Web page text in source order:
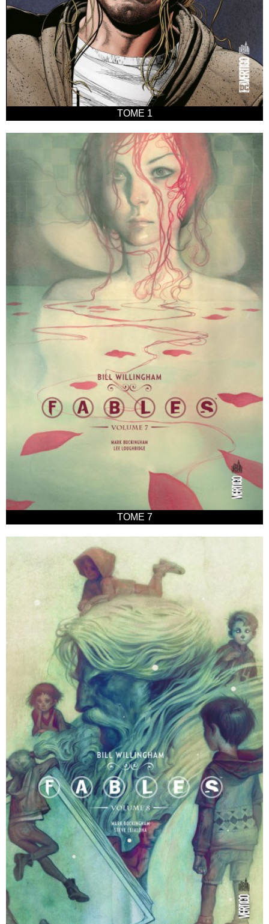
TOME 1
TOME 7